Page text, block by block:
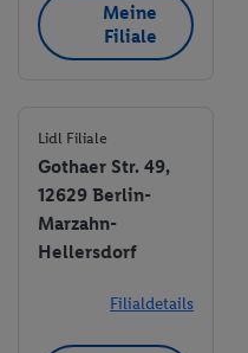
Meine
Filiale
Lidl Filiale
Gothaer Str. 49,
12629 Berlin-
Marzahn-
Hellersdorf
Filialdetails